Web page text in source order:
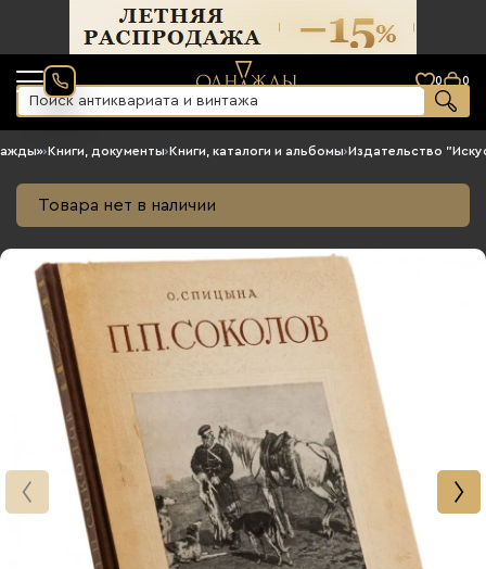
0 0
›Книги, документы›Книги, каталоги и альбомы›Издательство
Товара нет в наличии